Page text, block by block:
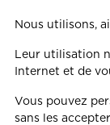
Nous utilisons,
Leur utilisation
Internet et de
Vous pouvez
sans les